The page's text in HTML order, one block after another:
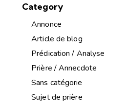
Category
Annonce
Article de blog
Prédication / Analyse
Prière / Annecdote
Sans catégorie
Sujet de prière